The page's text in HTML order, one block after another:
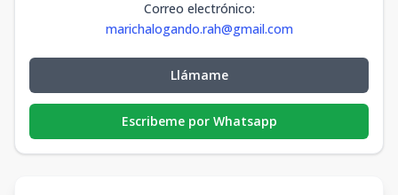
Correo electrónico:
marichalogando.rah@gmail.com
Llámame
Escribeme por Whatsapp